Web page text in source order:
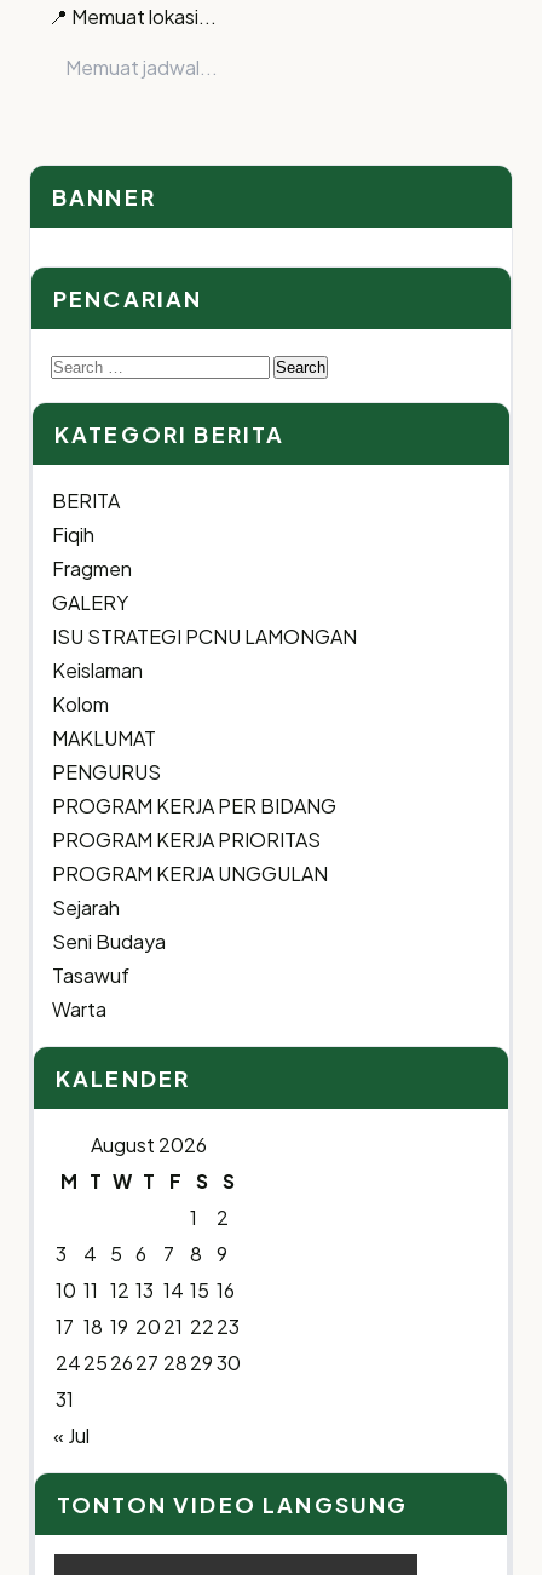
📍 Memuat lokasi...
Memuat jadwal...
BANNER
PENCARIAN
Search
for:
KATEGORI BERITA
BERITA
Fiqih
Fragmen
GALERY
ISU STRATEGI PCNU LAMONGAN
Keislaman
Kolom
MAKLUMAT
PENGURUS
PROGRAM KERJA PER BIDANG
PROGRAM KERJA PRIORITAS
PROGRAM KERJA UNGGULAN
Sejarah
Seni Budaya
Tasawuf
Warta
KALENDER
August 2026
M T W T F S S
1
2
3
4 5 6 7 8
9
10 11 12 13 14 15 16
17 18 19 2021 2223
24252627 282930
31
« Jul
TONTON VIDEO LANGSUNG